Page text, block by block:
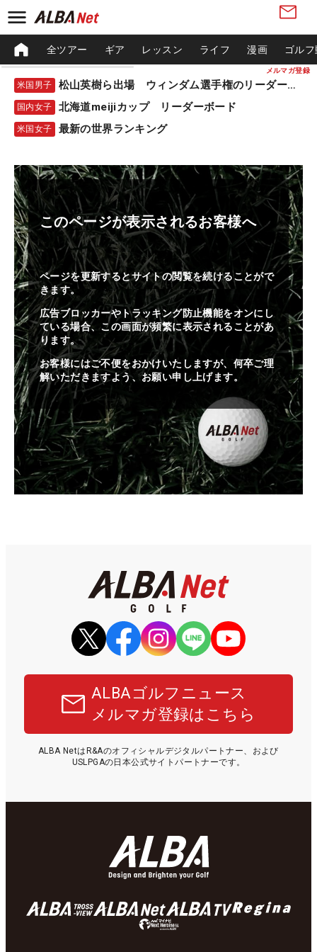
メルマガ登録
全ツアー ギア レッスン ライフ 漫画 ゴル
米国男子 松山英樹ら出場 ウィンダム選手権のリーダーボード
国内女子 北海道meijiカップ リーダーボード
米国女子 最新の世界ランキング
このページが表示されるお客様へ
ページを更新するとサイトの閲覧を続けることがで
きます。
広告ブロッカーやトラッキング防止機能をオンにし
ている場合、この画面が頻繁に表示されることがあ
ります。
お客様にはご不便をおかけいたしますが、何卒ご理
解いただきますよう、お願い申し上げます。
ALBAゴルフニュース
メルマガ登録はこちら
ALBA NetはR&Aのオフィシャルデジタルパートナー、および
USLPGAの日本公式サイトパートナーです。